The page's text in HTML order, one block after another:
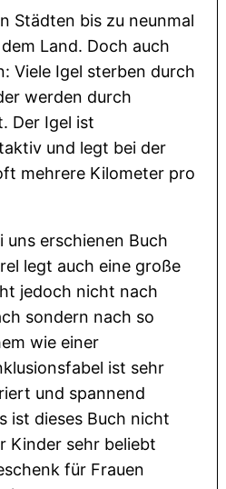
Städten bis zu neunmal
Land. Doch auch
Viele Igel sterben durch
werden durch
Der Igel ist
und legt bei der
mehrere Kilometer pro
uns erschienen Buch
legt auch eine große
jedoch nicht nach
sondern nach so
wie einer
ist sehr
und spannend
ist dieses Buch nicht
Kinder sehr beliebt
für Frauen